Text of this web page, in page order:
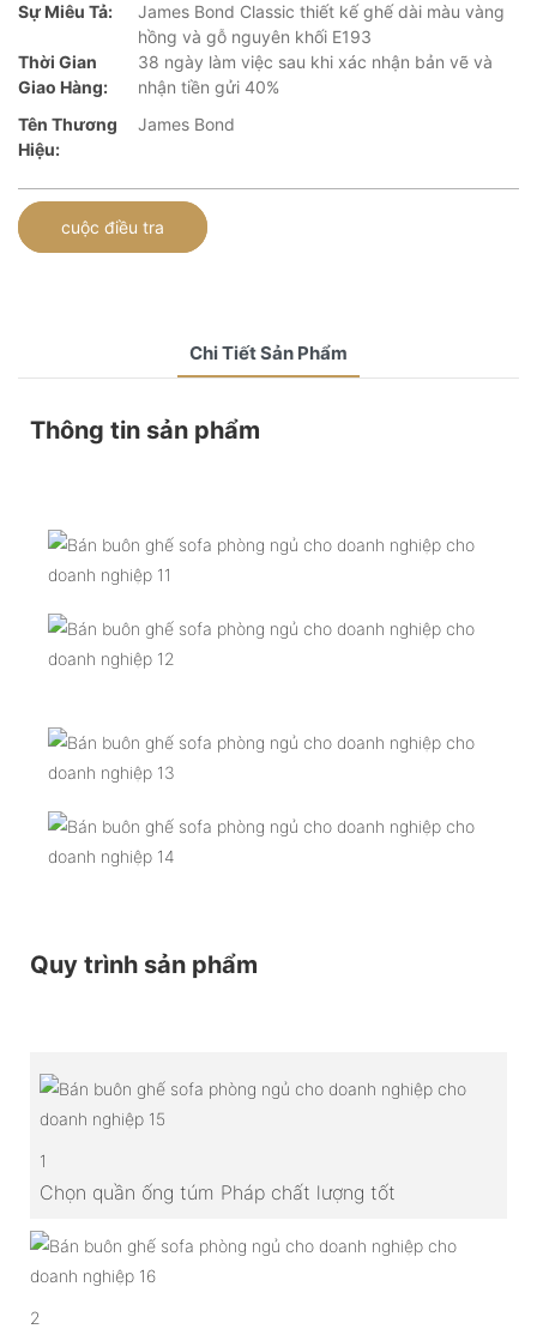
Sự Miêu Tả:
James Bond Classic thiết kế ghế dài màu vàng
hồng và gỗ nguyên khối E193
Thời Gian
Giao Hàng:
38 ngày làm việc sau khi xác nhận bản vẽ và
nhận tiền gửi 40%
Tên Thương
Hiệu:
James Bond
cuộc điều tra
Chi Tiết Sản Phẩm
Thông tin sản phẩm
Quy trình sản phẩm
1
Chọn quần ống túm Pháp chất lượng tốt
2